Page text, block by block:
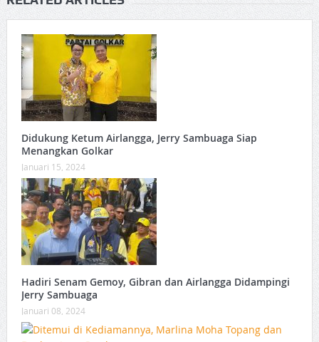
Didukung Ketum Airlangga, Jerry Sambuaga Siap
Menangkan Golkar
Januari 15, 2024
Hadiri Senam Gemoy, Gibran dan Airlangga Didampingi
Jerry Sambuaga
Januari 08, 2024